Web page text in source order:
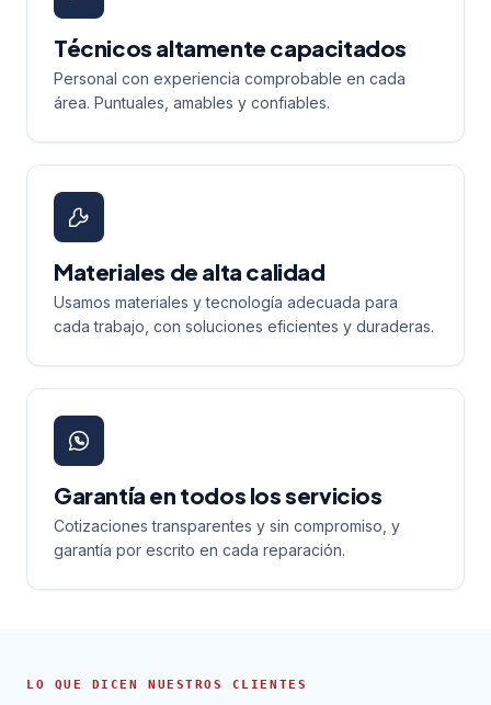
Técnicos altamente capacitados
Personal con experiencia comprobable en cada
área. Puntuales, amables y confiables.
Materiales de alta calidad
Usamos materiales y tecnología adecuada para
cada trabajo, con soluciones eficientes y duraderas.
Garantía en todos los servicios
Cotizaciones transparentes y sin compromiso, y
garantía por escrito en cada reparación.
LO QUE DICEN NUESTROS CLIENTES